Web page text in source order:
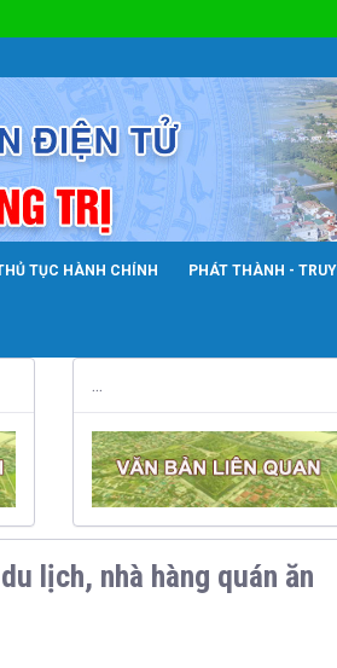
TỤC HÀNH CHÍNH PHÁT THÀNH -
...
lịch, nhà hàng quán ăn